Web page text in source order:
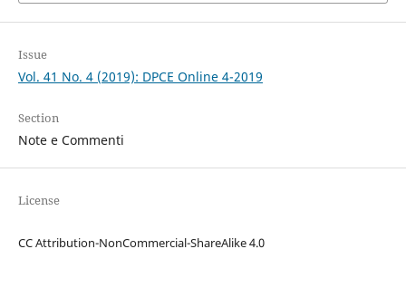
Issue
Vol. 41 No. 4 (2019): DPCE Online 4-2019
Section
Note e Commenti
License
CC Attribution-NonCommercial-ShareAlike 4.0